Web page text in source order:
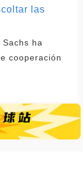
las
ha
cooperación